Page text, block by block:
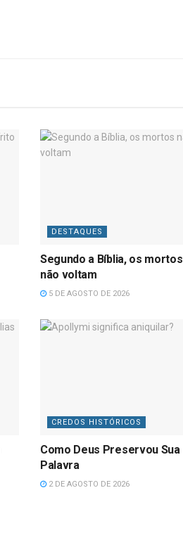
DESTAQUES
Segundo a Bíblia, os mortos
não voltam
5 DE AGOSTO DE 2026
CREDOS HISTÓRICOS
Como Deus Preservou Sua
Palavra
2 DE AGOSTO DE 2026